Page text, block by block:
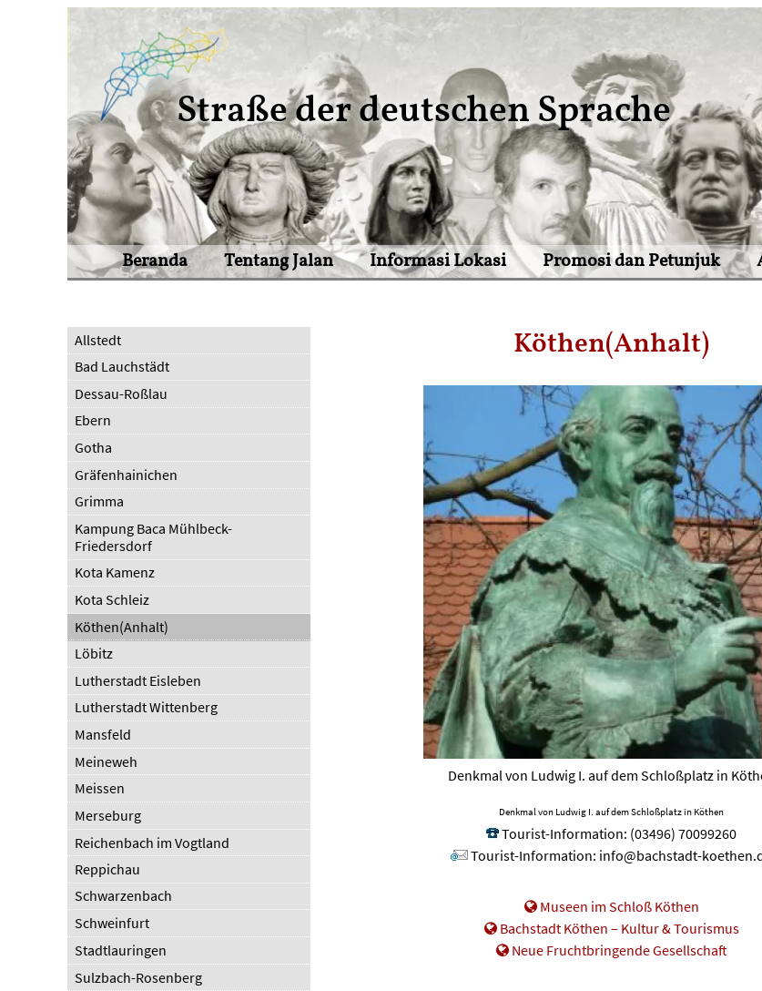
Straße der deutschen Sprache
Beranda Tentang Jalan Informasi Lokasi Promosi dan Petunjuk
Allstedt
Bad Lauchstädt
Dessau-Roßlau
Ebern
Gotha
Gräfenhainichen
Grimma
Kampung Baca Mühlbeck-
Friedersdorf
Kota Kamenz
Kota Schleiz
Köthen(Anhalt)
Löbitz
Lutherstadt Eisleben
Lutherstadt Wittenberg
Mansfeld
Meineweh
Meissen
Merseburg
Reichenbach im Vogtland
Reppichau
Schwarzenbach
Schweinfurt
Stadtlauringen
Sulzbach-Rosenberg
Köthen(Anhalt)
Denkmal von Ludwig I. auf dem Schloßplatz in
Denkmal von Ludwig I. auf dem Schloßplatz in Köthen
Tourist-Information: (03496) 70099260
Tourist-Information: info@bachstadt-
Museen im Schloß Köthen
Bachstadt Köthen – Kultur & Tourismus
Neue Fruchtbringende Gesellschaft